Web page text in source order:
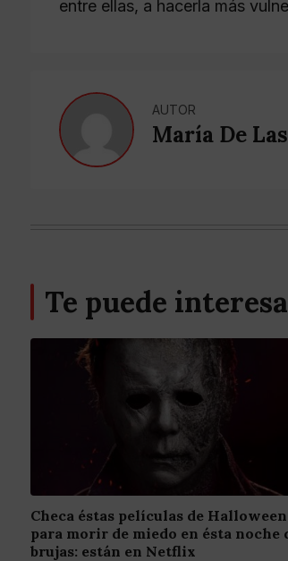
entre ellas, a hacerla más
AUTOR
María De
Te puede
Checa éstas películas de Halloween
para morir de miedo en ésta noche
brujas: están en Netflix